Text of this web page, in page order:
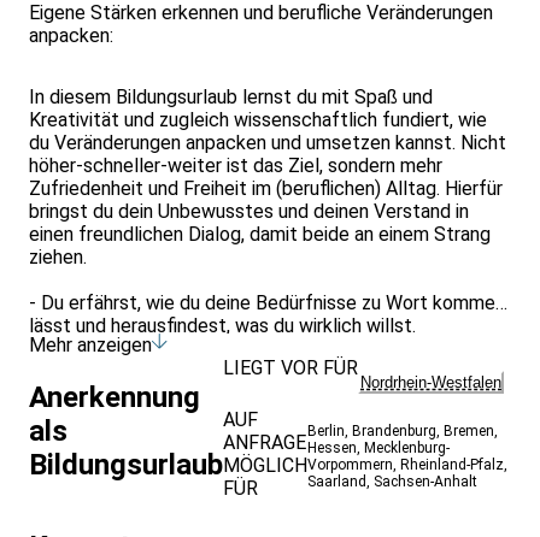
Eigene Stärken erkennen und berufliche Veränderungen
anpacken:
In diesem Bildungsurlaub lernst du mit Spaß und
Kreativität und zugleich wissenschaftlich fundiert, wie
du Veränderungen anpacken und umsetzen kannst. Nicht
höher-schneller-weiter ist das Ziel, sondern mehr
Zufriedenheit und Freiheit im (beruflichen) Alltag. Hierfür
bringst du dein Unbewusstes und deinen Verstand in
einen freundlichen Dialog, damit beide an einem Strang
ziehen.
- Du erfährst, wie du deine Bedürfnisse zu Wort kommen
lässt und herausfindest, was du wirklich willst.
- Du baust deine Motivation so auf, dass du deine Ziele
erfolgreich und selbstreguliert im (beruflichen) Alltag
umsetzen kannst.
- Du erkennst deine Stärken und
Handlungsmöglichkeiten als Ressourcen, die du auch in
schwierigen Situationen anwenden kannst.
- Du lernst die Methode des Zürcher Ressourcen
für weitere Anliegen und Veränderungswünsche nutzen.
Mehr anzeigen
Anerkennung
als
Bildungsurlaub
LIEGT VOR FÜR
Nordrhein-Westfalen
AUF
ANFRAGE
MÖGLICH
FÜR
Berlin, Brandenburg, Bremen,
Hessen, Mecklenburg-
Vorpommern, Rheinland-Pfalz,
Saarland, Sachsen-Anhalt